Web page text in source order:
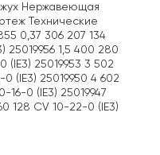
Нержавеющая
Технические
0,37 306 207 134
25019956 1,5 400 280
(IE3) 25019953 3 502
0 (IE3) 25019950 4 602
16-0 (IE3) 25019947
128 CV 10-22-0 (IE3)